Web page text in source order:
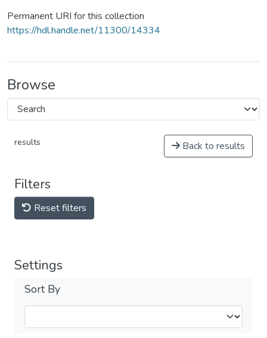
Permanent URI for this collection
https://hdl.handle.net/11300/14334
Browse
results Back to results
Filters
Reset filters
Settings
Sort By